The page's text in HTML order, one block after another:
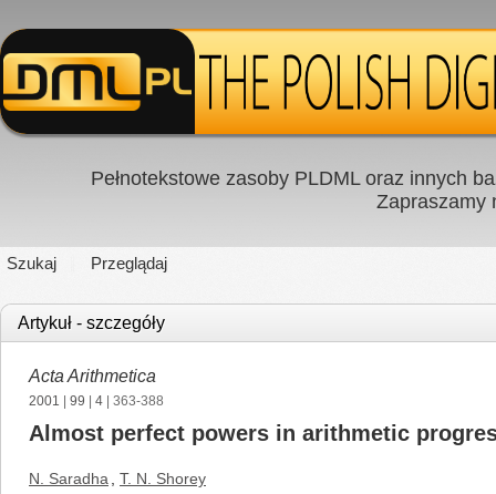
Pełnotekstowe zasoby PLDML oraz innych
Zapraszamy
Szukaj Przeglądaj
Artykuł - szczegóły
Acta Arithmetica
2001 99 4 | 363-388
Almost perfect powers in arithmetic
N. Saradha T. N. Shorey